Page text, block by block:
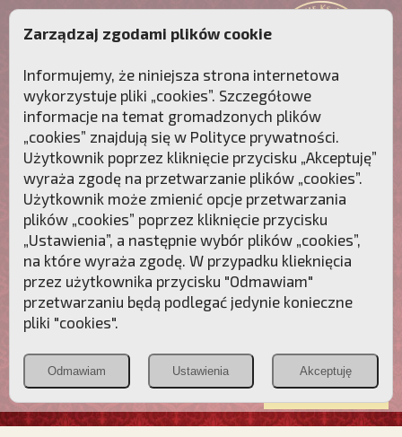
Przebudźmy sumienia Polaków!
Polonia
Christiana
PCh24.pl
Przymierze
POZNAJ APOSTOLAT FATIMY WESPRZYJ
NAS
Zarządzaj zgodami plików cookie
Informujemy, że niniejsza strona internetowa
wykorzystuje pliki „cookies”. Szczegółowe
informacje na temat gromadzonych plików
„cookies” znajdują się w Polityce prywatności.
Użytkownik poprzez kliknięcie przycisku „Akceptuję”
wyraża zgodę na przetwarzanie plików „cookies”.
Użytkownik może zmienić opcje przetwarzania
plików „cookies” poprzez kliknięcie przycisku
„Ustawienia”, a następnie wybór plików „cookies”,
na które wyraża zgodę. W przypadku klieknięcia
przez użytkownika przycisku "Odmawiam"
przetwarzaniu będą podlegać jedynie konieczne
pliki "cookies".
Odmawiam Ustawienia Akceptuję